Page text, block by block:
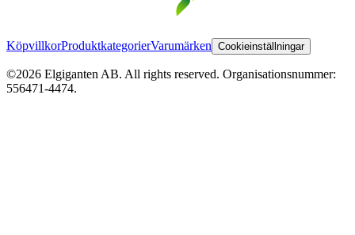
KöpvillkorProduktkategorierVarumärken Cookieinställningar
©2026 Elgiganten AB. All rights reserved. Organisationsnummer:
556471-4474.